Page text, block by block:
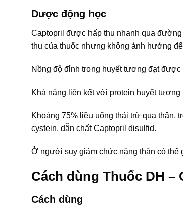
Dược động học
Captopril được hấp thu nhanh qua
thu của thuốc nhưng không ảnh hưởng
Nồng độ đỉnh trong huyết tương đạt
Khả năng liên kết với protein huyết
Khoảng 75% liều uống thải trừ qua thận,
cystein, dẫn chất Captopril disulfid.
Ở người suy giảm chức năng thận có thể
Cách dùng Thuốc DH –
Cách dùng